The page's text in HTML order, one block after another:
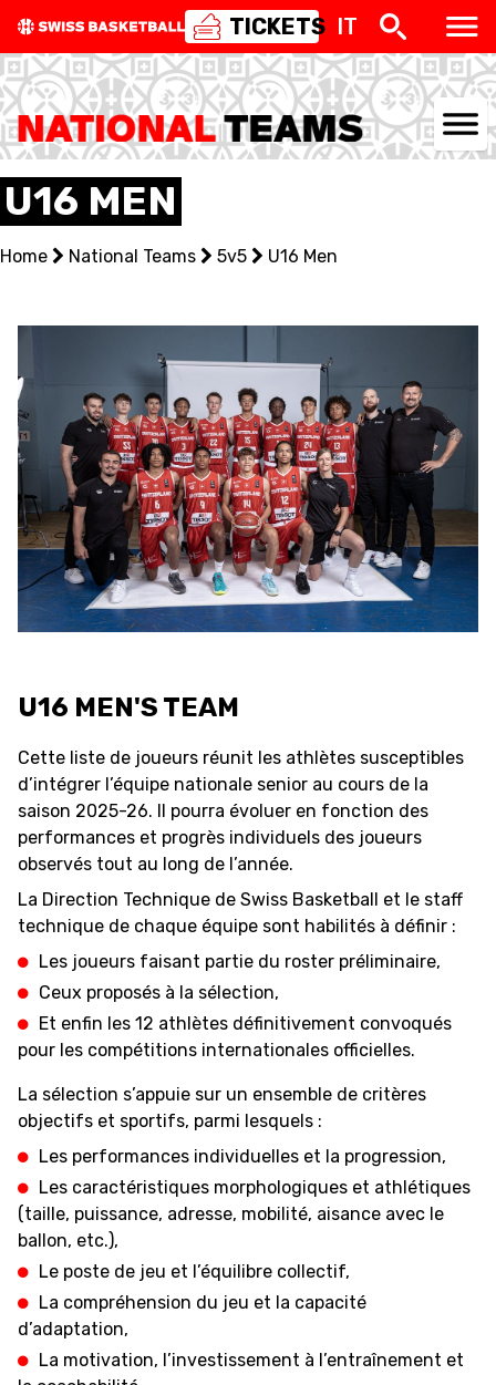
TICKETS IT
NATIONAL TEAMS
CENTRE NATIONAL
YOUTH
MINI BASKET
FORMAZIONE
FEDERAZIONE
MOBILIARE BASKETBALL
NEWS CENTER
SWISS BASKETBALL
SWISS BASKETBALL
RESOURCE CENTER CALENDARIO SHOP
U16 MEN
Home National Teams 5v5 U16 Men
U16 MEN'S TEAM
Cette liste de joueurs réunit les athlètes susceptibles
d’intégrer l’équipe nationale senior au cours de la
saison 2025-26. Il pourra évoluer en fonction des
performances et progrès individuels des joueurs
observés tout au long de l’année.
La Direction Technique de Swiss Basketball et le staff
technique de chaque équipe sont habilités à définir :
Les joueurs faisant partie du roster préliminaire,
Ceux proposés à la sélection,
Et enfin les 12 athlètes définitivement convoqués
pour les compétitions internationales officielles.
La sélection s’appuie sur un ensemble de critères
objectifs et sportifs, parmi lesquels :
Les performances individuelles et la progression,
Les caractéristiques morphologiques et athlétiques
(taille, puissance, adresse, mobilité, aisance avec le
ballon, etc.),
Le poste de jeu et l’équilibre collectif,
La compréhension du jeu et la capacité
d’adaptation,
La motivation, l’investissement à l’entraînement et